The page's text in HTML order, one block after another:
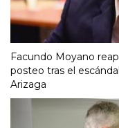
Facundo Moyano
posteo tras el
Arizaga